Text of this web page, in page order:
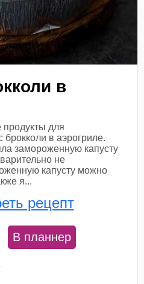
в
для
брокколи в аэрогриле.
замороженную капусту
не
капусту можно
я...
рецепт
В планнер